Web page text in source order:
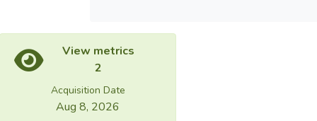
View metrics
2
Acquisition Date
Aug 8, 2026